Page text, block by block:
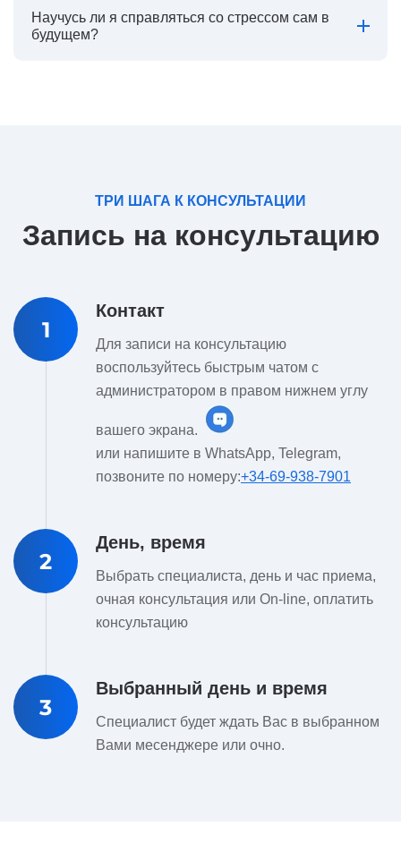
Научусь ли я справляться со стрессом сам в
будущем?
ТРИ ШАГА К КОНСУЛЬТАЦИИ
Запись на консультацию
1
Контакт
Для записи на консультацию
воспользуйтесь быстрым чатом с
администратором в правом нижнем углу
вашего экрана.
или напишите в WhatsApp, Telegram,
позвоните по номеру:+34-69-938-7901
2
День, время
Выбрать специалиста, день и час приема,
очная консультация или On-line, оплатить
консультацию
3
Выбранный день и время
Специалист будет ждать Вас в выбранном
Вами месенджере или очно.